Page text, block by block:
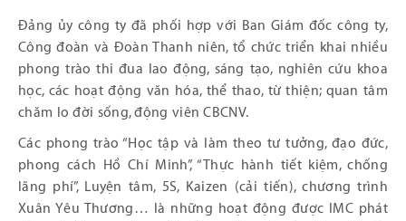
Đảng ủy công ty đã phối hợp với Ban Giám đốc công ty,
Công đoàn và Đoàn Thanh niên, tổ chức triển khai nhiều
phong trào thi đua lao động, sáng tạo, nghiên cứu khoa
học, các hoạt động văn hóa, thể thao, từ thiện; quan tâm
chăm lo đời sống, động viên CBCNV.
Các phong trào “Học tập và làm theo tư tưởng, đạo đức,
phong cách Hồ Chí Minh”, “Thực hành tiết kiệm, chống
lãng phí”, Luyện tâm, 5S, Kaizen (cải tiến), chương trình
Xuân Yêu Thương… là những hoạt động được IMC phát